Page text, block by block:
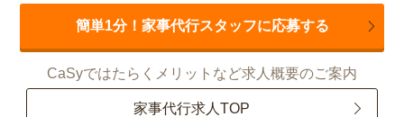
簡単1分！家事代行スタッフに応募する
CaSyではたらくメリットなど求人概要のご案内
家事代行求人TOP